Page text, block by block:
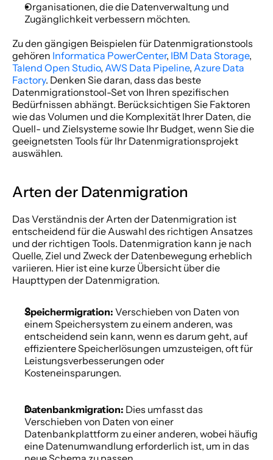
Organisationen, die die Datenverwaltung und
Zugänglichkeit verbessern möchten.
Zu den gängigen Beispielen für Datenmigrationstools
gehören Informatica PowerCenter, IBM Data Storage
Talend Open Studio, AWS Data Pipeline, Azure Data
Factory. Denken Sie daran, dass das beste
Datenmigrationstool-Set von Ihren spezifischen
Bedürfnissen abhängt. Berücksichtigen Sie Faktoren
wie das Volumen und die Komplexität Ihrer Daten, die
Quell- und Zielsysteme sowie Ihr Budget, wenn Sie die
geeignetsten Tools für Ihr Datenmigrationsprojekt
auswählen.
Arten der Datenmigration
Das Verständnis der Arten der Datenmigration ist
entscheidend für die Auswahl des richtigen Ansatzes
und der richtigen Tools. Datenmigration kann je nach
Quelle, Ziel und Zweck der Datenbewegung erheblich
variieren. Hier ist eine kurze Übersicht über die
Haupttypen der Datenmigration.
Speichermigration: Verschieben von Daten von
einem Speichersystem zu einem anderen, was
entscheidend sein kann, wenn es darum geht, auf
effizientere Speicherlösungen umzusteigen, oft für
Leistungsverbesserungen oder
Kosteneinsparungen.
Datenbankmigration: Dies umfasst das
Verschieben von Daten von einer
Datenbankplattform zu einer anderen, wobei häufig
eine Datenumwandlung erforderlich ist, um in das